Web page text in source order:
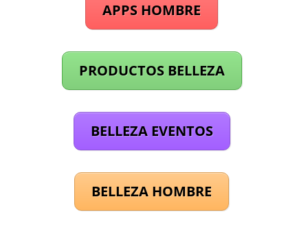
APPS HOMBRE
PRODUCTOS BELLEZA
BELLEZA EVENTOS
BELLEZA HOMBRE